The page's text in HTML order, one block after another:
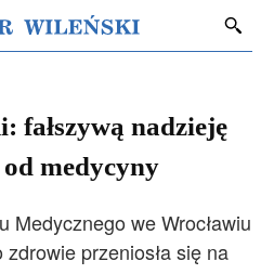
fałszywą nadzieję
medycyny
Medycznego we Wrocławiu
przeniosła się na